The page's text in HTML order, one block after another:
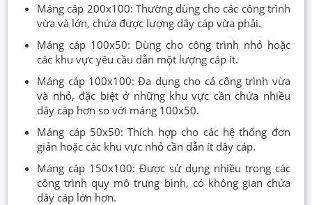
Máng cáp 200x100: Thường dùng cho các công trình
vừa và lớn, chứa được lượng dây cáp vừa phải.
Máng cáp 100x50: Dùng cho công trình nhỏ hoặc
các khu vực yêu cầu dẫn một lượng cáp ít.
Máng cáp 100x100: Đa dụng cho cả công trình vừa
và nhỏ, đặc biệt ở những khu vực cần chứa nhiều
dây cáp hơn so với máng 100x50.
Máng cáp 50x50: Thích hợp cho các hệ thống đơn
giản hoặc các khu vực nhỏ cần dẫn ít dây cáp.
Máng cáp 150x100: Được sử dụng nhiều trong các
công trình quy mô trung bình, có không gian chứa
dây cáp lớn hơn.